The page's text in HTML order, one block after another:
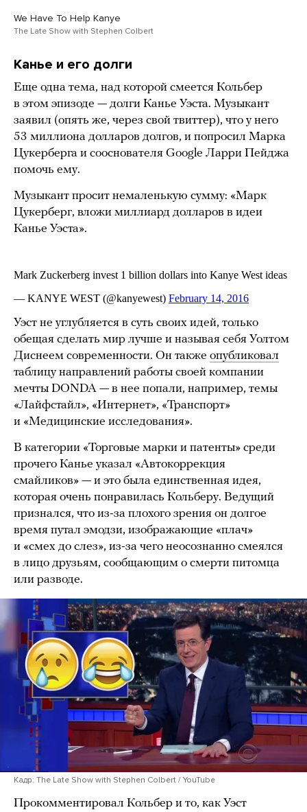
We Have To Help Kanye
The Late Show with Stephen Colbert
Канье и его долги
Еще одна тема, над которой смеется Кольбер
в этом эпизоде — долги Канье Уэста. Музыкант
заявил (опять же, через свой твиттер), что у него
53 миллиона долларов долгов, и попросил Марка
Цукерберга и сооснователя Google Ларри Пейджа
помочь ему.
Музыкант просит немаленькую сумму: «Марк
Цукерберг, вложи миллиард долларов в идеи
Канье Уэста».
Уэст не углубляется в суть своих идей, только
обещая сделать мир лучше и называя себя Уолтом
Диснеем современности. Он также опубликовал
таблицу направлений работы своей компании
мечты DONDA — в нее попали, например, темы
«Лайфстайл», «Интернет», «Транспорт»
и «Медицинские исследования».
В категории «Торговые марки и патенты» среди
прочего Канье указал «Автокоррекция
смайликов» — и это была единственная идея,
которая очень понравилась Кольберу. Ведущий
признался, что из-за плохого зрения он долгое
время путал эмодзи, изображающие «плач»
и «смех до слез», из-за чего неосознанно смеялся
в лицо друзьям, сообщающим о смерти питомца
или разводе.
Кадр: The Late Show with Stephen Colbert / YouTube
Прокомментировал Кольбер и то, как Уэст